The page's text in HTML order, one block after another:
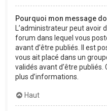
Pourquoi mon message
L’administrateur peut avoir
forum dans lequel vous
avant d’être publiés. Il est
vous ait placé dans un
validés avant d’être
plus d’informations.
Haut